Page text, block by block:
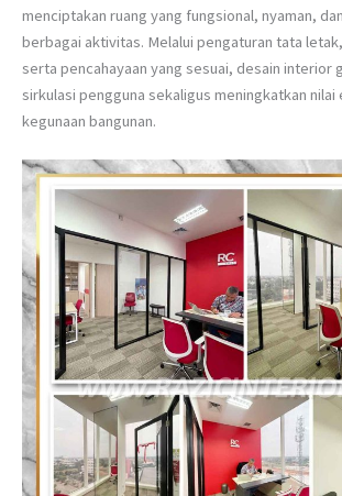
menciptakan ruang yang fungsional, nyaman,
berbagai aktivitas. Melalui pengaturan tata
serta pencahayaan yang sesuai, desain interior
sirkulasi pengguna sekaligus meningkatkan nilai
kegunaan bangunan.